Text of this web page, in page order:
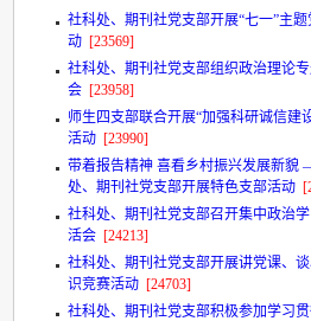
社科处、期刊社党支部开展“七一”主
动 [23569]
社科处、期刊社党支部组织政治理论
会 [23958]
师生四支部联合开展“加强科研诚信建
活动 [23990]
带着报告精神 喜看乡村振兴发展新
处、期刊社党支部开展特色支部活动
社科处、期刊社党支部召开集中政治
活会 [24213]
社科处、期刊社党支部开展讲党课、
识竞赛活动 [24703]
社科处、期刊社党支部积极参加学习